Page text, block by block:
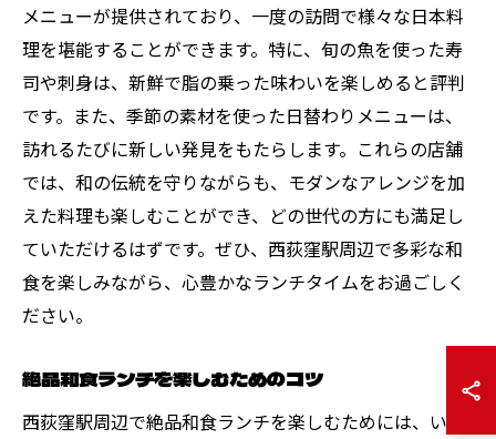
メニューが提供されており、一度の訪問で様々な日本料
理を堪能することができます。特に、旬の魚を使った寿
司や刺身は、新鮮で脂の乗った味わいを楽しめると評判
です。また、季節の素材を使った日替わりメニューは、
訪れるたびに新しい発見をもたらします。これらの店舗
では、和の伝統を守りながらも、モダンなアレンジを加
えた料理も楽しむことができ、どの世代の方にも満足し
ていただけるはずです。ぜひ、西荻窪駅周辺で多彩な和
食を楽しみながら、心豊かなランチタイムをお過ごしく
ださい。
絶品和食ランチを楽しむためのコツ
西荻窪駅周辺で絶品和食ランチを楽しむためには、いく